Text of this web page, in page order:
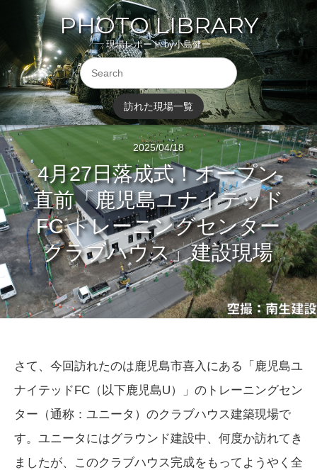
PHOTO LIBRARY
現場レポート by小島健一
訪れた現場一覧
2025/04/18
4月27日落成式！オープン
直前「鹿児島ユナイテッド
FC トレーニングセンター
クラブハウス」建設現場
さて、今回訪れたのは鹿児島市喜入にある「鹿児島ユ
ナイテッドFC（以下鹿児島U）」のトレーニングセン
ター（通称：ユニータ）のクラブハウス建築現場で
す。ユニータにはグラウンド建設中、何度か訪れてき
ましたが、このクラブハウス完成をもってようやく全